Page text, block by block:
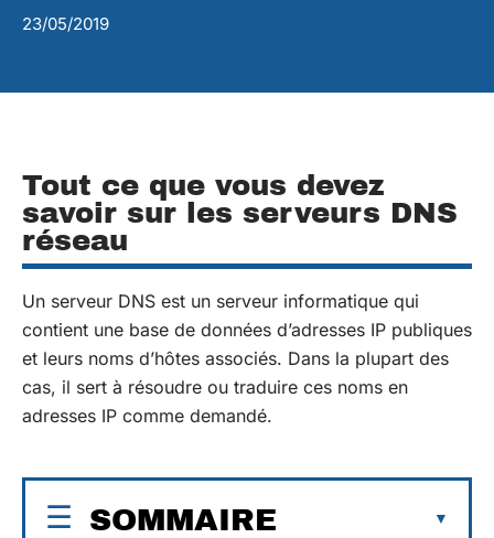
23/05/2019
Tout ce que vous devez
savoir sur les serveurs DNS
réseau
Un serveur DNS est un serveur informatique qui
contient une base de données d’adresses IP publiques
et leurs noms d’hôtes associés. Dans la plupart des
cas, il sert à résoudre ou traduire ces noms en
adresses IP comme demandé.
SOMMAIRE